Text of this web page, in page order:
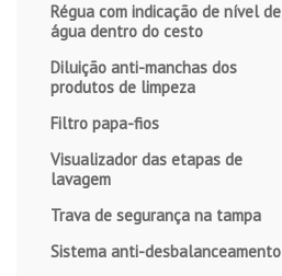
Régua com indicação de nível de
água dentro do cesto
Diluição anti-manchas dos
produtos de limpeza
Filtro papa-fios
Visualizador das etapas de
lavagem
Trava de segurança na tampa
Sistema anti-desbalanceamento